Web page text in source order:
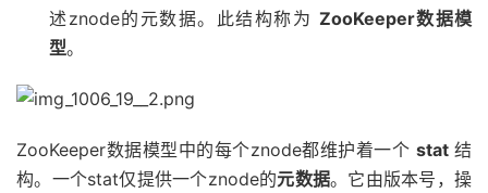
述znode的元数据。此结构称为 ZooKeeper数据模
型。
ZooKeeper数据模型中的每个znode都维护着一个 stat结
构。一个stat仅提供一个znode的元数据。它由版本号，操